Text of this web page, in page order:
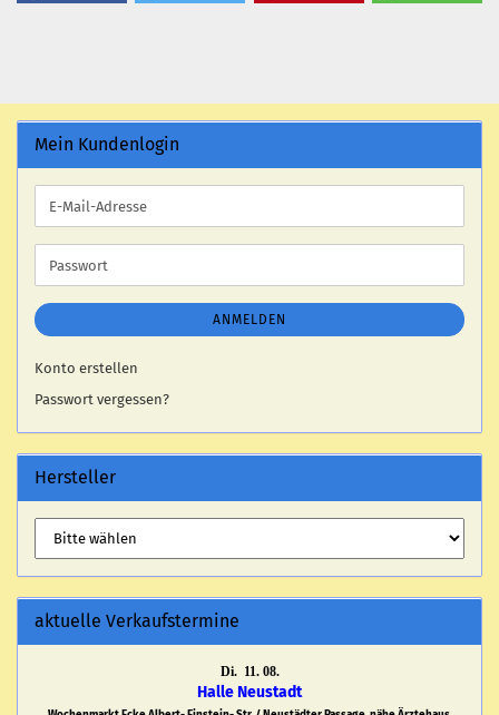
Mein Kundenlogin
E-
Mail-
Adresse
Passwort
ANMELDEN
Konto erstellen
Passwort vergessen?
Hersteller
aktuelle Verkaufstermine
Di. 11. 08.
Halle Neustadt